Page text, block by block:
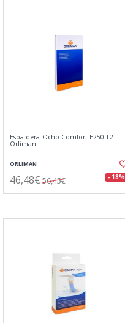
Espaldera Ocho Comfort E250 T2
Orliman
ORLIMAN
46,48€ 56,45€ - 18%